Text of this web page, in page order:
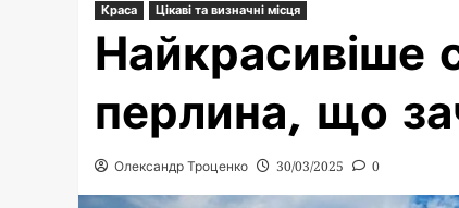
Краса Цікаві та визначні місця
Найкрасивіше
перлина, що
Олександр Троценко 30/03/2025 0